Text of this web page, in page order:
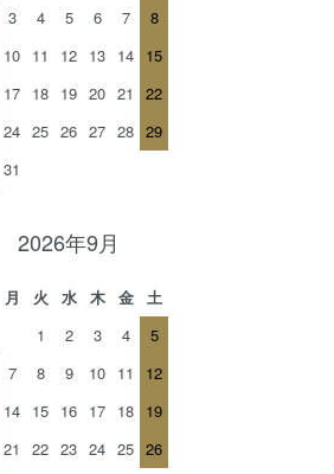
3 4 5 6 7
8
10 11 12 13 14 15
17 18 19 20 21
22
24 25 26 27 28 29
31
2026年9月
月 火 水 木 金
土
1
2 3 4
5
7 8 9 10 11
12
14 15 16 17 18 19
21 22 23 24 25 26